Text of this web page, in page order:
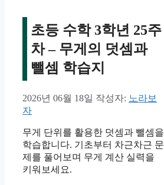
초등 수학 3학년 25주
차 – 무게의 덧셈과
뺄셈 학습지
2026년 06월 18일 작성자: 노라보
자
무게 단위를 활용한 덧셈과 뺄셈을
학습합니다. 기초부터 차근차근 문
제를 풀어보며 무게 계산 실력을
키워보세요.